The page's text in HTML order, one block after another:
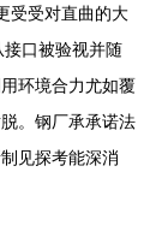
受受对直曲的大
口被验视并随
环境合力尤如覆
。钢厂承承诺法
见探考能深消